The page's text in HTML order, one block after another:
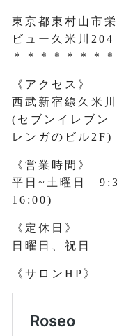
東京都東村山市
ビュー久米川204
＊＊＊＊＊＊＊
《アクセス》
西武新宿線久米
(セブンイレブン
レンガのビル2F)
《営業時間》
平日~土曜日
16:00)
《定休日》
日曜日、祝日
《サロンHP》